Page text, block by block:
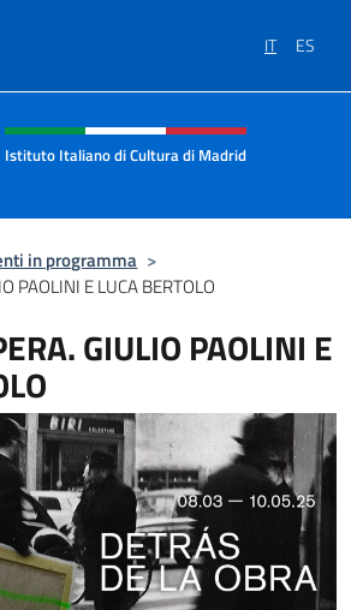
IT ES
social e menù
Istituto Italiano di Cultura di Madrid
in programma >
PAOLINI E LUCA BERTOLO
GIULIO PAOLINI E